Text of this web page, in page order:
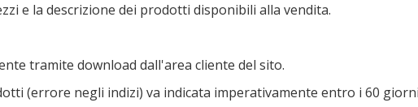
e la descrizione dei prodotti disponibili alla vendita.
tramite download dall'area cliente del sito.
(errore negli indizi) va indicata imperativamente entro i 60